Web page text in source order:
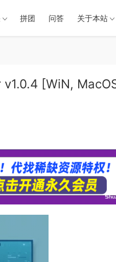
拼团 问答 关于本站
[WiN,